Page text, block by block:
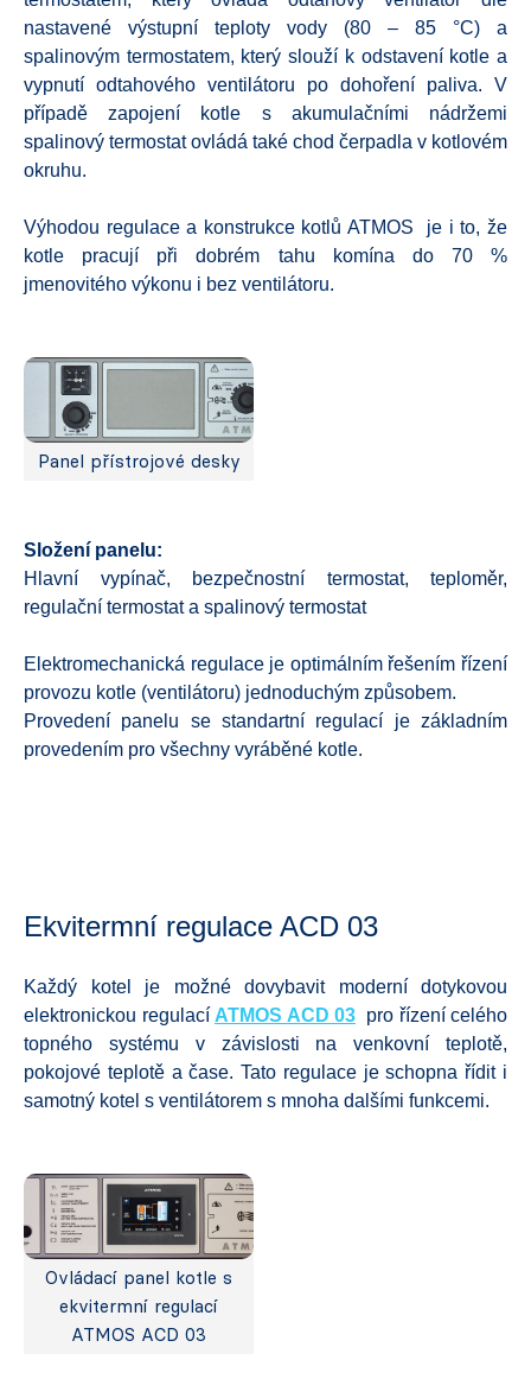
nastavené výstupní teploty vody (80 – 85 °C) a
spalinovým termostatem, který slouží k odstavení kotle a
vypnutí odtahového ventilátoru po dohoření paliva. V
případě zapojení kotle s akumulačními nádržemi
spalinový termostat ovládá také chod čerpadla v kotlovém
okruhu.
Výhodou regulace a konstrukce kotlů ATMOS je i to, že
kotle pracují při dobrém tahu komína do 70 %
jmenovitého výkonu i bez ventilátoru.
Panel přístrojové desky
Složení panelu:
Hlavní vypínač, bezpečnostní termostat, teploměr,
regulační termostat a spalinový termostat
Elektromechanická regulace je optimálním řešením řízení
provozu kotle (ventilátoru) jednoduchým způsobem.
Provedení panelu se standartní regulací je základním
provedením pro všechny vyráběné kotle.
Ekvitermní regulace ACD 03
Každý kotel je možné dovybavit moderní dotykovou
elektronickou regulací ATMOS ACD 03 pro řízení celého
topného systému v závislosti na venkovní teplotě,
pokojové teplotě a čase. Tato regulace je schopna řídit i
samotný kotel s ventilátorem s mnoha dalšími funkcemi.
Ovládací panel kotle s
ekvitermní regulací
ATMOS ACD 03